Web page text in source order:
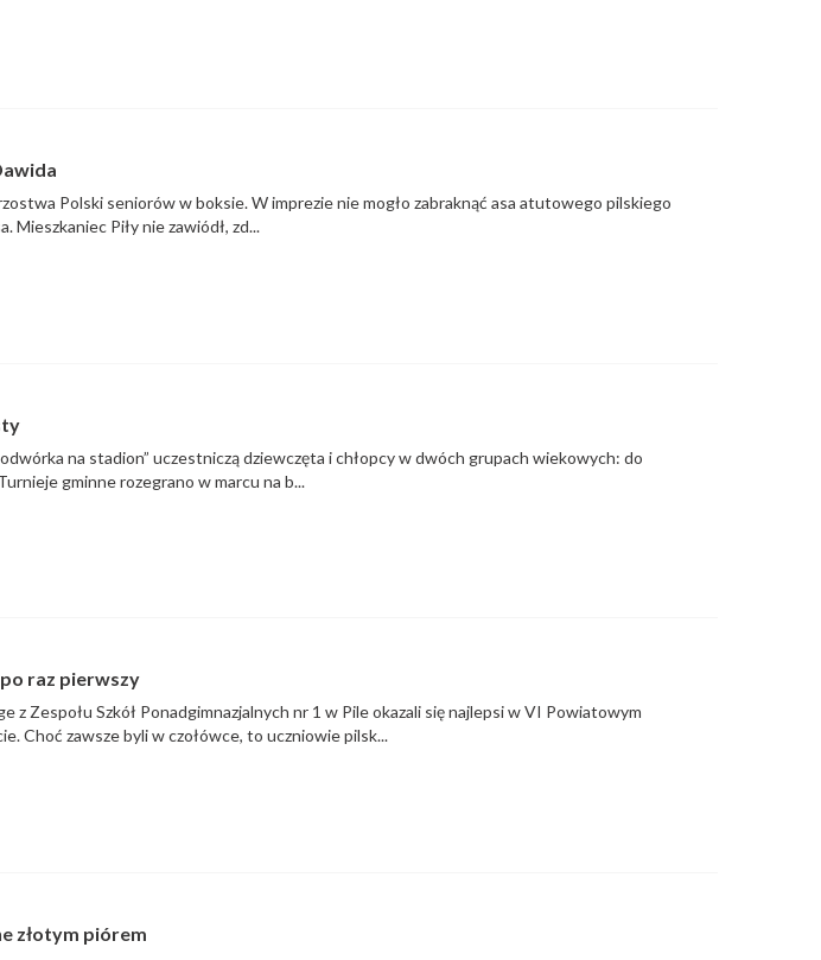
Polski seniorów w boksie. W imprezie nie mogło zabraknąć asa atutowego pilskiego
Mieszkaniec Piły nie zawiódł, zd...
na stadion” uczestniczą dziewczęta i chłopcy w dwóch grupach wiekowych: do
gminne rozegrano w marcu na b...
raz pierwszy
z Zespołu Szkół Ponadgimnazjalnych nr 1 w Pile okazali się najlepsi w VI Powiatowym
Choć zawsze byli w czołówce, to uczniowie pilsk...
złotym piórem